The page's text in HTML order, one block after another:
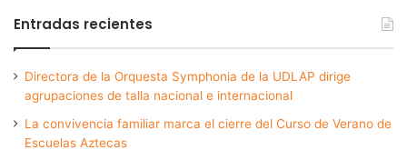
Entradas recientes
Directora de la Orquesta Symphonia de la UDLAP dirige
agrupaciones de talla nacional e internacional
La convivencia familiar marca el cierre del Curso de Verano de
Escuelas Aztecas